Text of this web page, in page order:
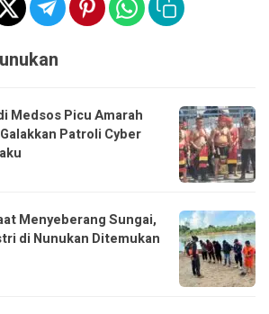
Medsos Picu Amarah
Patroli Cyber
Menyeberang Sungai,
di Nunukan Ditemukan